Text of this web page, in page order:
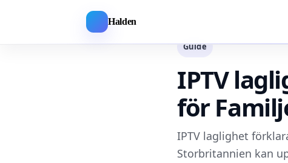
Halden
Guide
IPTV
för
IPTV laglighet
Storbritannien kan